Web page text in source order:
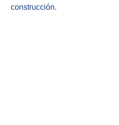
construcción.